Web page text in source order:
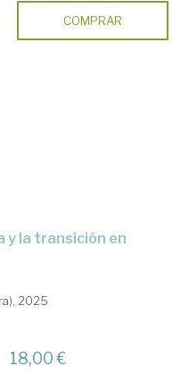
COMPRAR
2025
18,00 €